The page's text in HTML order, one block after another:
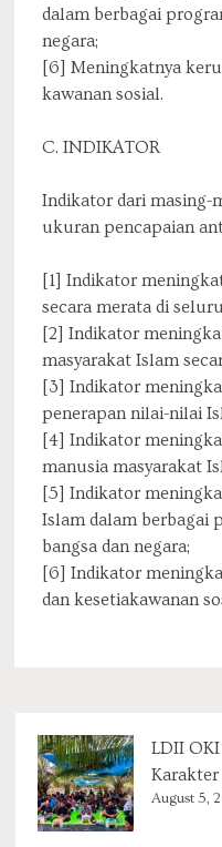
dalam berbagai
negara;
[6] Meningkatnya
kawanan sosial.
C. INDIKATOR
Indikator dari masing-
ukuran pencapaian
[1] Indikator
secara merata di
[2] Indikator
masyarakat Islam
[3] Indikator
penerapan nilai-nilai
[4] Indikator
manusia masyarakat
[5] Indikator
Islam dalam berbagai
bangsa dan negara;
[6] Indikator
dan kesetiakawanan
LDII
Karakter
August 5,